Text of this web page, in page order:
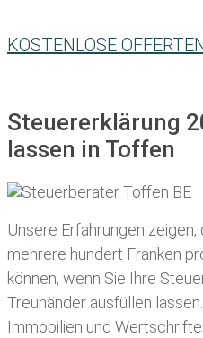
KOSTENLOSE
Steuererklärung
lassen in Toffen
Unsere Erfahrungen zeigen,
mehrere hundert Franken
können, wenn Sie Ihre
Treuhänder ausfüllen lassen
Immobilien und